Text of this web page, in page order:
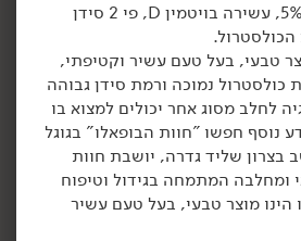
17.90
₪/ יח׳
פילגד בסגנון גבינת שמנת
170 גרם
גבינת קדם למריחה, 5%, עשירה בויטמין D, פי 2 סידן
טבעי, בעל טעם עשיר וקטיפתי,
כולסטרול נמוכה ורמת סידן גבוהה
לחלב מסוג אחר יכולים למצוא בו
נוסף חפשו "חוות הבופאלו" בגוגל
בצרון שליד גדרה, יושבת חוות
ומחלבה המתמחה בגידול וטיפוח
הינו מוצר טבעי, בעל טעם עשיר